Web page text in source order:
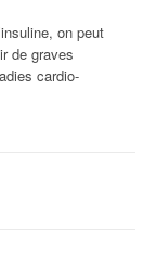
on peut
de graves
cardio-
pour perdre du